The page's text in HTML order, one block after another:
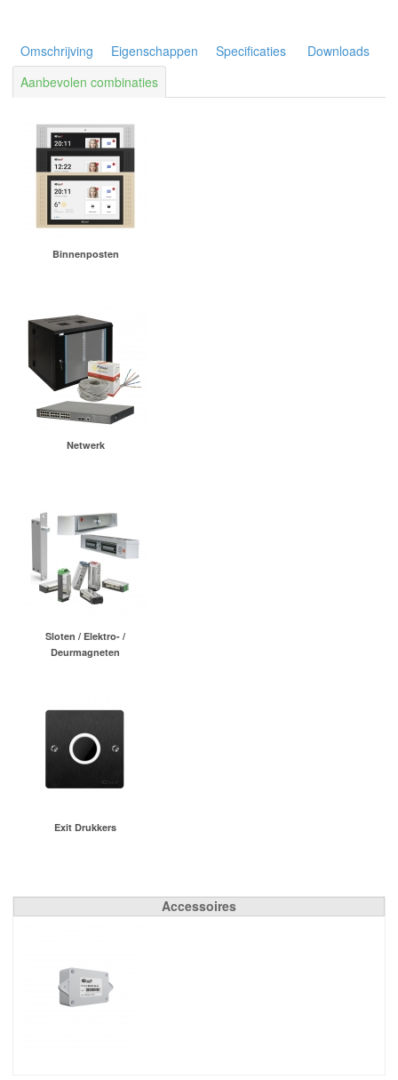
Omschrijving Eigenschappen Specificaties
Downloads
Aanbevolen combinaties
Binnenposten
Netwerk
Sloten / Elektro- /
Deurmagneten
Exit Drukkers
Accessoires